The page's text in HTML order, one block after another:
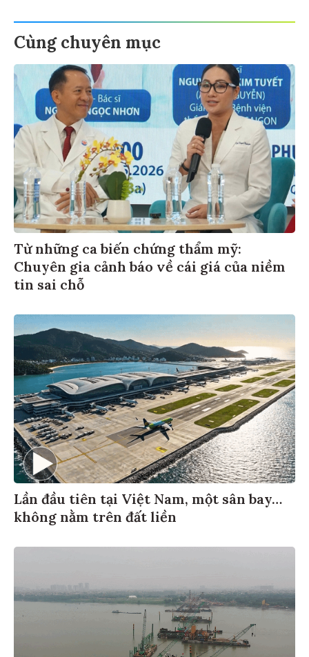
Cùng chuyên mục
Từ những ca biến chứng thẩm mỹ:
Chuyên gia cảnh báo về cái giá của niềm
tin sai chỗ
Lần đầu tiên tại Việt Nam, một sân bay…
không nằm trên đất liền